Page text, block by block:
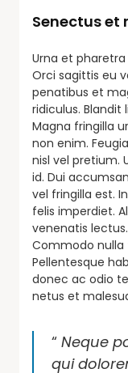
Senectus et
Urna et
Orci sagittis eu
penatibus et
ridiculus.
Magna fringilla
non enim.
nisl vel pretium.
id. Dui
vel fringilla est.
felis imperdiet.
venenatis
Commodo nulla
Pellentesque
donec ac odio
netus et
“ Neque
qui